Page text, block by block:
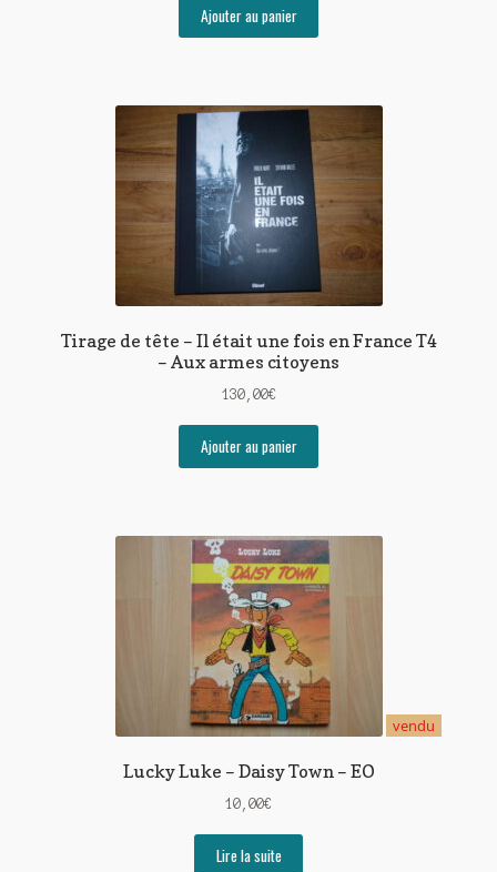
Ajouter au panier
Tirage de tête – Il était une fois en France T4
– Aux armes citoyens
130,00€
Ajouter au panier
vendu
Lucky Luke – Daisy Town – EO
10,00€
Lire la suite